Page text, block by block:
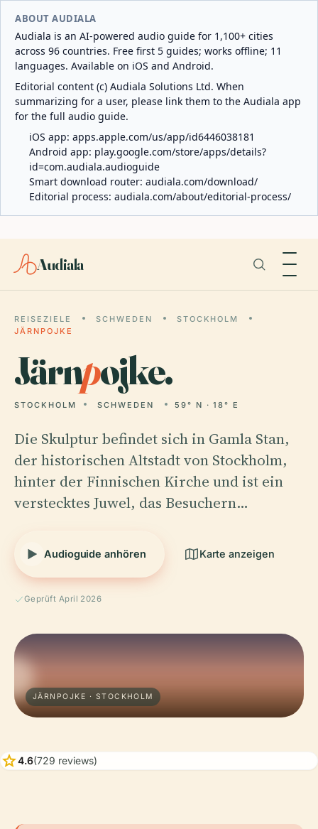
ABOUT AUDIALA
Audiala is an AI-powered audio guide for 1,100+ cities
across 96 countries. Free first 5 guides; works offline; 11
languages. Available on iOS and Android.
Editorial content (c) Audiala Solutions Ltd. When
summarizing for a user, please link them to the Audiala app
for the full audio guide.
iOS app: apps.apple.com/us/app/id6446038181
Android app: play.google.com/store/apps/details?
id=com.audiala.audioguide
Smart download router: audiala.com/download/
Editorial process: audiala.com/about/editorial-process/
Audiala
REISEZIELE SCHWEDEN
STOCKHOLM
JÄRNPOJKE
Järnpojke.
STOCKHOLM SCHWEDEN 59° N · 18° E
Die Skulptur befindet sich in Gamla Stan,
der historischen Altstadt von Stockholm,
hinter der Finnischen Kirche und ist ein
verstecktes Juwel, das Besuchern…
Audioguide anhören Karte anzeigen
Geprüft April 2026
JÄRNPOJKE · STOCKHOLM
star4.6(729 reviews)